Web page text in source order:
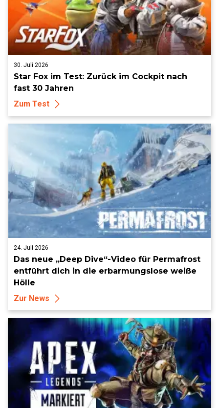
30. Juli 2026
Star Fox im Test: Zurück im Cockpit nach
fast 30 Jahren
Zum Test
24. Juli 2026
Das neue „Deep Dive“-Video für Permafrost
entführt dich in die erbarmungslose weiße
Hölle
Zur News